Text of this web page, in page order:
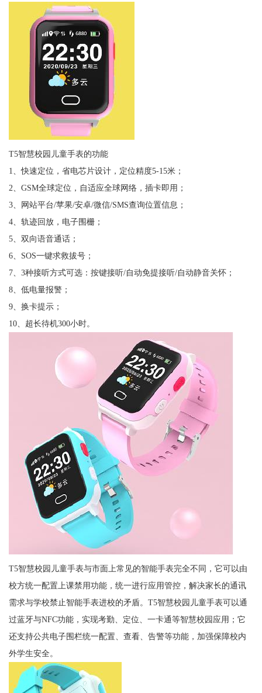
T5智慧校园儿童手表的功能
1、快速定位，省电芯片设计，定位精度5-15米；
2、GSM全球定位，自适应全球网络，插卡即用；
3、网站平台/苹果/安卓/微信/SMS查询位置信息；
4、轨迹回放，电子围栅；
5、双向语音通话；
6、SOS一键求救拔号；
7、3种接听方式可选：按键接听/自动免提接听/自动静音关怀；
8、低电量报警；
9、换卡提示；
10、超长待机300小时。
T5智慧校园儿童手表与市面上常见的智能手表完全不同，它可以由
校方统一配置上课禁用功能，统一进行应用管控，解决家长的通讯
需求与学校禁止智能手表进校的矛盾。T5智慧校园儿童手表可以通
过蓝牙与NFC功能，实现考勤、定位、一卡通等智慧校园应用；它
还支持公共电子围栏统一配置、查看、告警等功能，加强保障校内
外学生安全。